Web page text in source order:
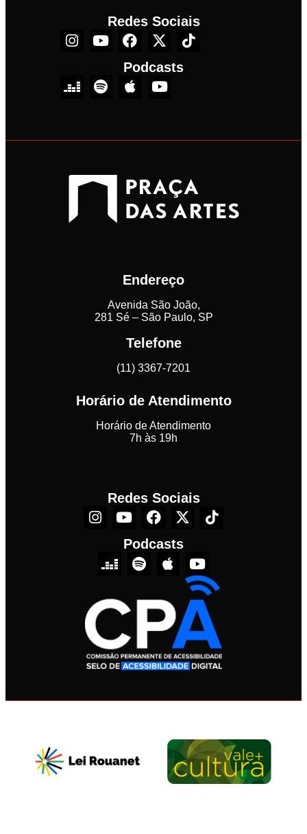
Redes Sociais
Podcasts
Endereço
Avenida São João,
281 Sé – São Paulo, SP
Telefone
(11) 3367-7201
Horário de Atendimento
Horário de Atendimento
7h às 19h
Redes Sociais
Podcasts